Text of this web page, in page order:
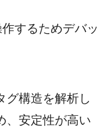
するためデバッ
グ構造を解析し
、安定性が高い